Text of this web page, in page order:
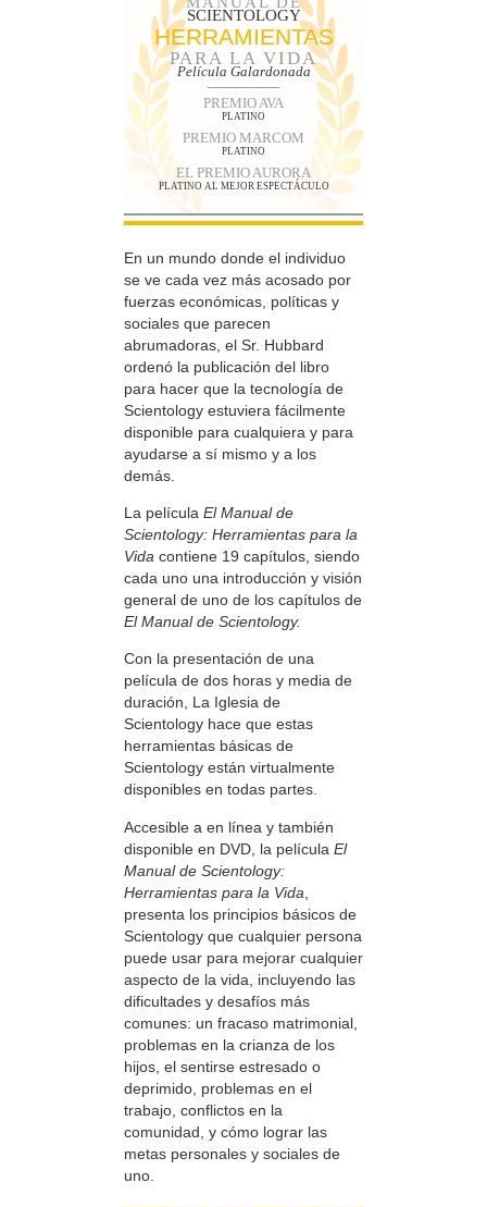
SCIENTOLOGY
HERRAMIENTAS
PARA LA VIDA
Película Galardonada
PREMIO AVA
PLATINO
PREMIO MARCOM
PLATINO
EL PREMIO AURORA
PLATINO AL MEJOR ESPECTÁCULO
En un mundo donde el individuo
se ve cada vez más acosado por
fuerzas económicas, políticas y
sociales que parecen
abrumadoras, el Sr. Hubbard
ordenó la publicación del libro
para hacer que la tecnología de
Scientology estuviera fácilmente
disponible para cualquiera y para
ayudarse a sí mismo y a los
demás.
La película El Manual de
Scientology: Herramientas para la
Vida contiene 19 capítulos, siendo
cada uno una introducción y visión
general de uno de los capítulos de
El Manual de Scientology.
Con la presentación de una
película de dos horas y media de
duración, La Iglesia de
Scientology hace que estas
herramientas básicas de
Scientology están virtualmente
disponibles en todas partes.
Accesible a en línea y también
disponible en DVD, la película El
Manual de Scientology:
Herramientas para la Vida
presenta los principios básicos de
Scientology que cualquier persona
puede usar para mejorar cualquier
aspecto de la vida, incluyendo las
dificultades y desafíos más
comunes: un fracaso matrimonial,
problemas en la crianza de los
hijos, el sentirse estresado o
deprimido, problemas en el
trabajo, conflictos en la
comunidad, y cómo lograr las
metas personales y sociales de
uno.